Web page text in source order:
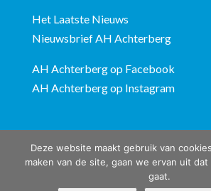
Het Laatste Nieuws
Nieuwsbrief AH Achterberg
AH Achterberg op Facebook
AH Achterberg op Instagram
Albert Heijn Achterberg © ontwerp en bouw
Deze website maakt gebruik van
maken van de site, gaan we ervan uit
gaat.